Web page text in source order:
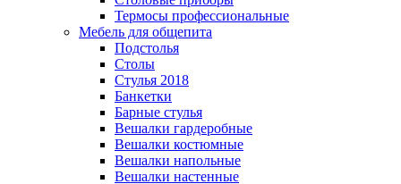
Термосы профессиональные
Мебель для общепита
Подстолья
Столы
Стулья 2018
Банкетки
Барные стулья
Вешалки гардеробные
Вешалки костюмные
Вешалки напольные
Вешалки настенные